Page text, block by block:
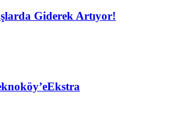
Giderek Artıyor!
Ekstra